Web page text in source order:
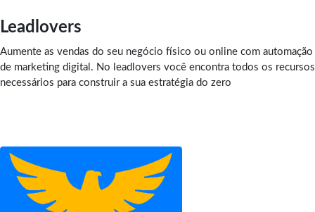
Leadlovers
Aumente as vendas do seu negócio físico ou online com automação
de marketing digital. No leadlovers você encontra todos os recursos
necessários para construir a sua estratégia do zero